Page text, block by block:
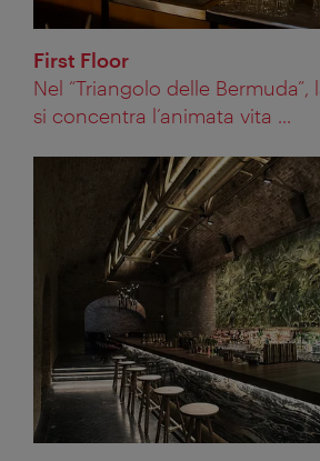
First Floor
Nel “Triangolo delle
si concentra l’animata vita ...